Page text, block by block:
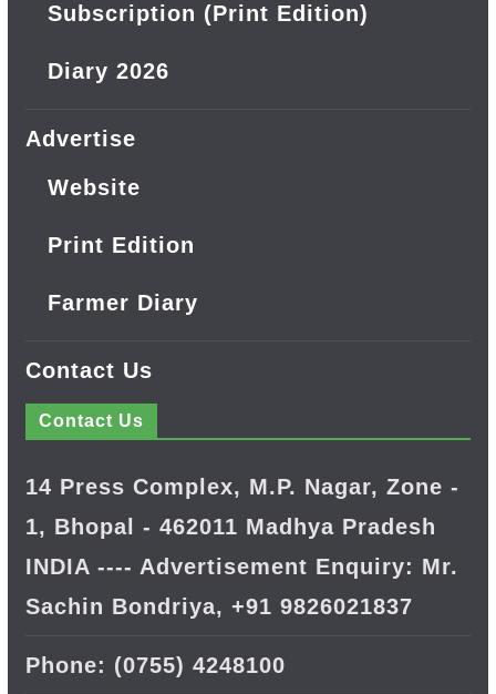
Subscription (Print Edition)
Diary 2026
Advertise
Website
Print Edition
Farmer Diary
Contact Us
Contact Us
14 Press Complex, M.P. Nagar, Zone -
1, Bhopal - 462011 Madhya Pradesh
INDIA ---- Advertisement Enquiry: Mr.
Sachin Bondriya, +91 9826021837
Phone: (0755) 4248100